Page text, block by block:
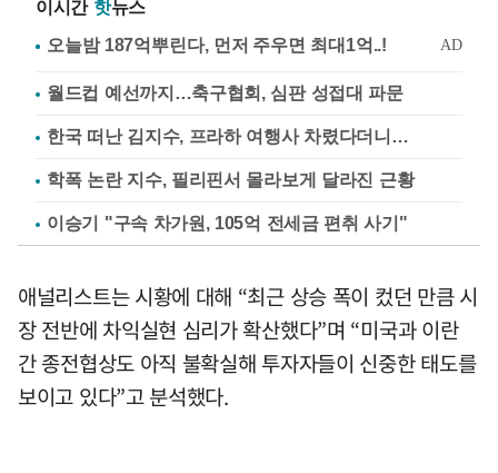
이시간 핫뉴스
월드컵 예선까지…축구협회, 심판 성접대 파문
한국 떠난 김지수, 프라하 여행사 차렸다더니…
학폭 논란 지수, 필리핀서 몰라보게 달라진 근황
이승기 "구속 차가원, 105억 전세금 편취 사기"
애널리스트는 시황에 대해 “최근 상승 폭이 컸던 만큼 시
장 전반에 차익실현 심리가 확산했다”며 “미국과 이란
간 종전협상도 아직 불확실해 투자자들이 신중한 태도를
보이고 있다”고 분석했다.